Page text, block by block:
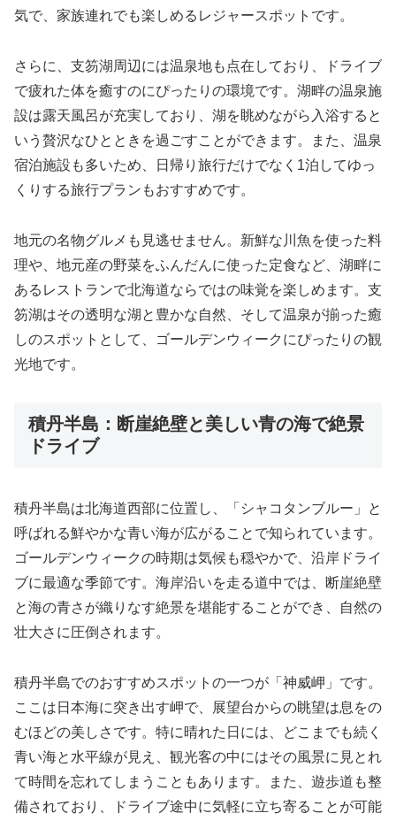
気で、家族連れでも楽しめるレジャースポットです。
さらに、支笏湖周辺には温泉地も点在しており、ドライブ
で疲れた体を癒すのにぴったりの環境です。湖畔の温泉施
設は露天風呂が充実しており、湖を眺めながら入浴すると
いう贅沢なひとときを過ごすことができます。また、温泉
宿泊施設も多いため、日帰り旅行だけでなく1泊してゆっ
くりする旅行プランもおすすめです。
地元の名物グルメも見逃せません。新鮮な川魚を使った料
理や、地元産の野菜をふんだんに使った定食など、湖畔に
あるレストランで北海道ならではの味覚を楽しめます。支
笏湖はその透明な湖と豊かな自然、そして温泉が揃った癒
しのスポットとして、ゴールデンウィークにぴったりの観
光地です。
積丹半島：断崖絶壁と美しい青の海で絶景
ドライブ
積丹半島は北海道西部に位置し、「シャコタンブルー」と
呼ばれる鮮やかな青い海が広がることで知られています。
ゴールデンウィークの時期は気候も穏やかで、沿岸ドライ
ブに最適な季節です。海岸沿いを走る道中では、断崖絶壁
と海の青さが織りなす絶景を堪能することができ、自然の
壮大さに圧倒されます。
積丹半島でのおすすめスポットの一つが「神威岬」です。
ここは日本海に突き出す岬で、展望台からの眺望は息をの
むほどの美しさです。特に晴れた日には、どこまでも続く
青い海と水平線が見え、観光客の中にはその風景に見とれ
て時間を忘れてしまうこともあります。また、遊歩道も整
備されており、ドライブ途中に気軽に立ち寄ることが可能